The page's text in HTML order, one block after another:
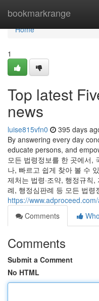
bookmarkrange
Home
Home
1
Top latest
news
luise815vfn0 395 days
By answering every day
educate persons, and
모든 법령정보를 한 곳에서,
나, 빠르고 쉽게 찾아 볼 수
제처는 법령·조약, 행정규칙
례, 행정심판례 등 모든 법령
https://
Comments
Comments
Submit a Comment
No HTML